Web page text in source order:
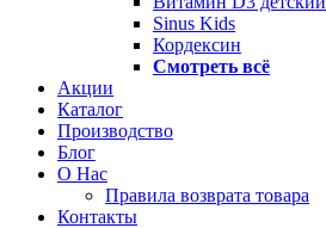
Sinus Kids
Кордексин
Смотреть всё
Акции
Каталог
Производство
Блог
О Нас
Правила возврата товара
Контакты